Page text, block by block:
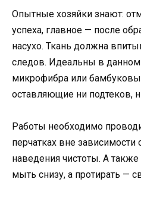
Опытные хозяйки знают:
успеха, главное — после
насухо. Ткань должна
следов. Идеальны в данном
микрофибра или
оставляющие ни подтеков,
Работы необходимо
перчатках вне зависимости
наведения чистоты. А
мыть снизу, а протирать —